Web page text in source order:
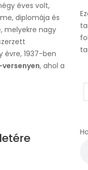
éves volt,
diplomája és
melyekre nagy
évre, 1937-ben
, ahol a